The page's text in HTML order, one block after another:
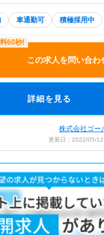
車通勤可 積極採用中
この求人を問い合わ
詳細を見る
株式会社ゴー
更新日：2022/05/